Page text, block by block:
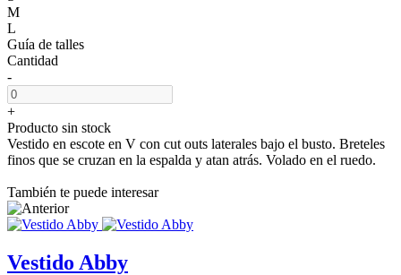
M
L
Guía de talles
Cantidad
-
+
Producto sin stock
Vestido en escote en V con cut outs laterales bajo el busto. Breteles
finos que se cruzan en la espalda y atan atrás. Volado en el ruedo.
También te puede interesar
Vestido Abby